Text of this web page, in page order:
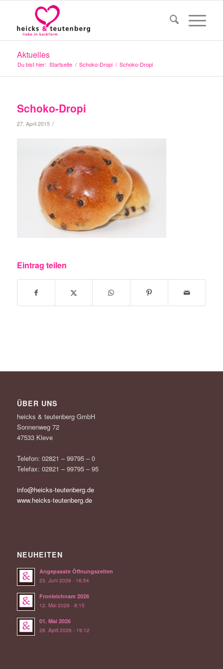
Aktuelles
Du bist hier: Startseite / Schoko-Dropi / Schoko-Dropi
Schoko-Dropi
27. April 2015 /
Eintrag teilen
ÜBER UNS
heicks & teutenberg GmbH
Sonnenweg 72
47533 Kleve
Telefon: 02821 – 99795 – 0
Telefax: 02821 – 99795 – 95
info@heicks-teutenberg.de
www.heicks-teutenberg.de
NEUHEITEN
Angepasste Öffnungszeiten
23. Juni 2026 - 16:54
Fronleichnam 2026
12. Mai 2026 - 8:15
01. Mai 2026
28. April 2026 - 19:12